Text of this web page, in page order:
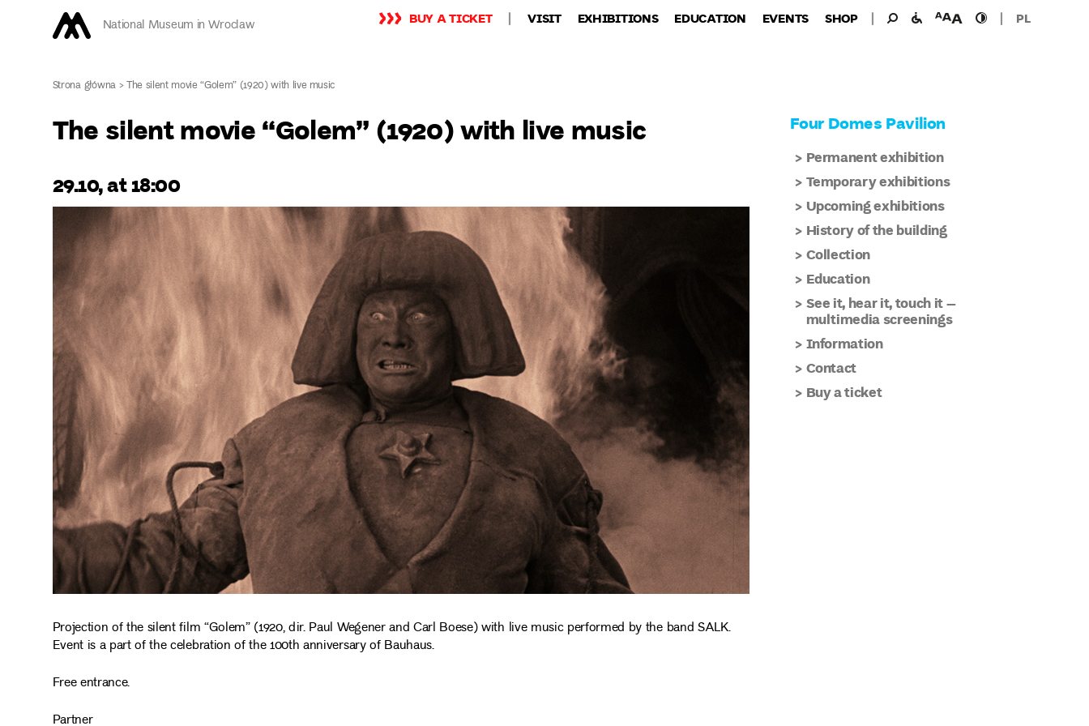
National Museum in Wroclaw BUY A TICKET VISIT EXHIBITIONS EDUCATION EVENTS SHOP Search
Search
for:
facilities font
size
high
contast
PL
Strona główna>The silent movie “Golem” (1920) with live music
The silent movie “Golem” (1920) with live music
29.10, at 18:00
Projection of the silent film “Golem” (1920, dir. Paul Wegener and Carl Boese) with live music performed by the band SALK.
Event is a part of the celebration of the 100th anniversary of Bauhaus.
Free entrance.
Partner
Four Domes Pavilion
Permanent exhibition
Temporary exhibitions
Upcoming exhibitions
History of the building
Collection
Education
See it, hear it, touch it –
multimedia screenings
Information
Contact
Buy a ticket